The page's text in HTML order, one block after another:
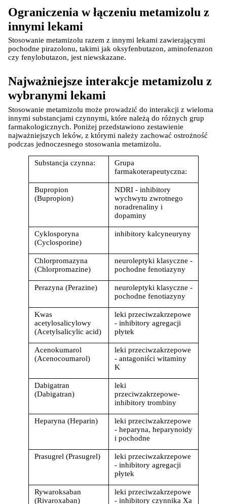
dostosowania zawartości serwisu do Twoich
preferencji. Więcej informacji znajdziesz w
naszejpolityce prywatności. Możesz określić
warunki przechowywania lub dostępu do
Ograniczenia w łączeniu metamizolu z
innymi lekami
Stosowanie metamizolu razem z innymi lekami zawierającymi
pochodne pirazolonu, takimi jak oksyfenbutazon, aminofenazon
czy fenylobutazon, jest niewskazane.
Najważniejsze interakcje metamizolu z
wybranymi lekami
Stosowanie metamizolu może prowadzić do interakcji z wieloma
innymi substancjami czynnymi, które należą do różnych grup
farmakologicznych. Poniżej przedstawiono zestawienie
najważniejszych leków, z którymi należy zachować ostrożność
podczas jednoczesnego stosowania metamizolu.
Substancja czynna:
Grupa
farmakoterapeutyczna:
Bupropion
(Bupropion)
NDRI - inhibitory
wychwytu zwrotnego
noradrenaliny i
dopaminy
Cyklosporyna
(Cyclosporine)
inhibitory kalcyneuryny
Chlorpromazyna
(Chlorpromazine)
neuroleptyki klasyczne -
pochodne fenotiazyny
Perazyna (Perazine)
neuroleptyki klasyczne -
pochodne fenotiazyny
Kwas
acetylosalicylowy
(Acetylsalicylic acid)
leki przeciwzakrzepowe
- inhibitory agregacji
płytek
Acenokumarol
(Acenocoumarol)
leki przeciwzakrzepowe
- antagoniści witaminy
K
Dabigatran
(Dabigatran)
leki
przeciwzakrzepowe-
inhibitory trombiny
Heparyna (Heparin)
leki przeciwzakrzepowe
- heparyna, heparynoidy
i pochodne
Prasugrel (Prasugrel)
leki przeciwzakrzepowe
- inhibitory agregacji
płytek
Rywaroksaban
(Rivaroxaban)
leki przeciwzakrzepowe
- inhibitory czynnika Xa